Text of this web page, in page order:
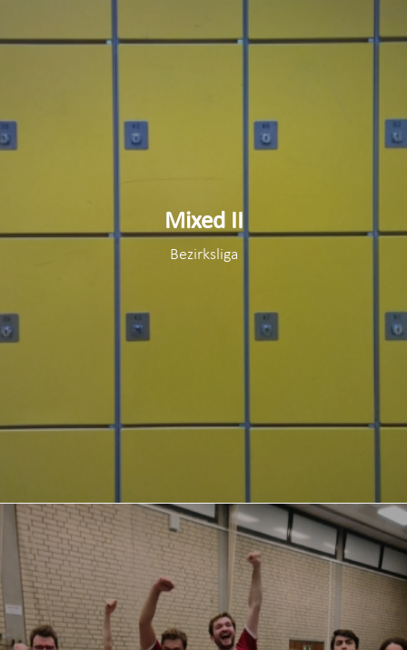
Mixed II
Bezirksliga